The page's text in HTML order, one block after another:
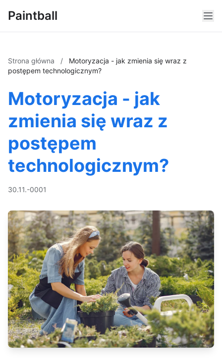
Paintball
Strona główna /
Motoryzacja - jak zmienia się wraz z
postępem technologicznym?
Motoryzacja - jak
zmienia się wraz z
postępem
technologicznym?
30.11.-0001